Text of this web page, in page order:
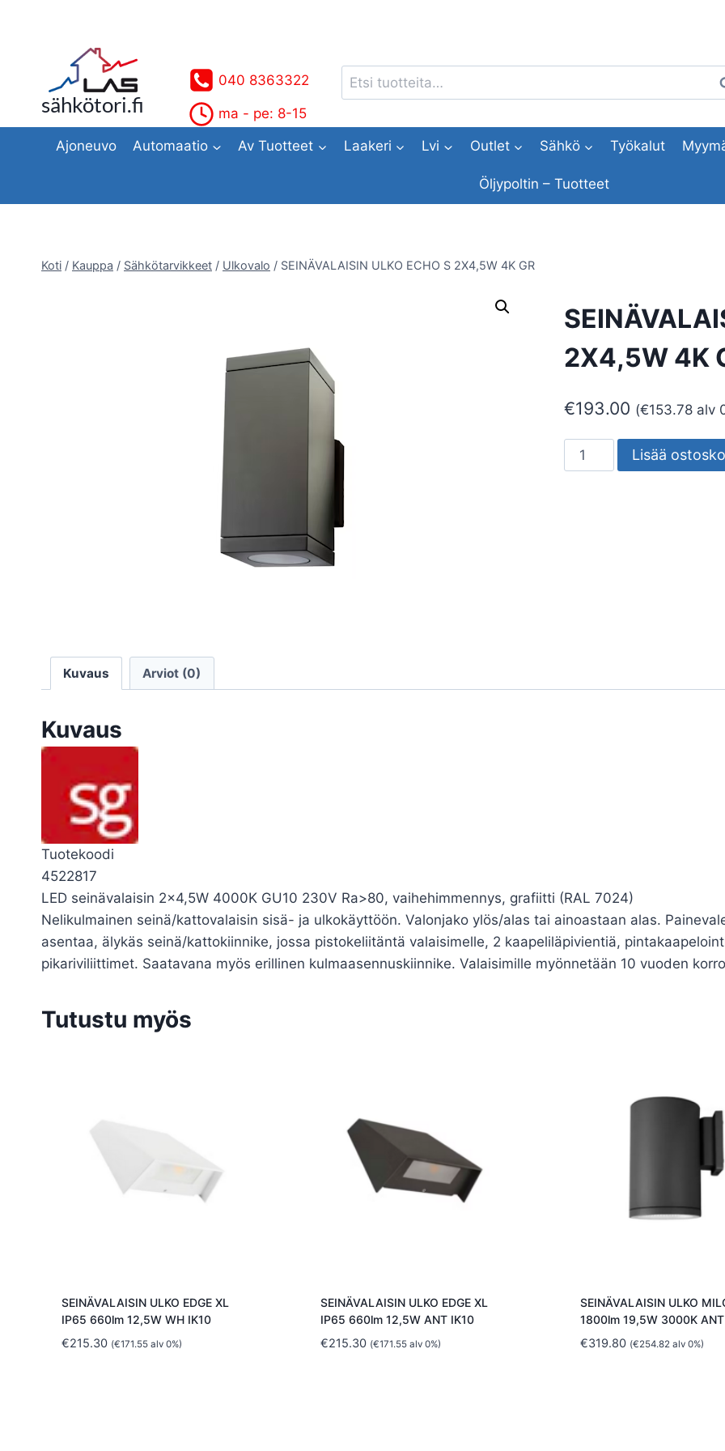
sähkötori.fi
040 8363322
ma - pe: 8-15
Etsi:
Ajoneuvo Automaatio Av Tuotteet Laakeri Lvi Outlet Sähkö Työkalut
Öljypoltin – Tuotteet
Koti / Kauppa / Sähkötarvikkeet / Ulkovalo / SEINÄVALAISIN ULKO ECHO S 2X4,5W 4K GR
2X4,5W 4K
€193.00 (€153.78alv
SEINÄVALAISIN
ULKO
Lisää
Kuvaus Arviot (0)
Kuvaus
Tuotekoodi
4522817
LED seinävalaisin 2×4,5W 4000K GU10 230V Ra>80, vaihehimmennys, grafiitti (RAL 7024)
Nelikulmainen seinä/kattovalaisin sisä- ja ulkokäyttöön. Valonjako ylös/alas tai ainoastaan alas.
asentaa, älykäs seinä/kattokiinnike, jossa pistokeliitäntä valaisimelle, 2 kaapeliläpivientiä,
pikariviliittimet. Saatavana myös erillinen kulmaasennuskiinnike. Valaisimille myönnetään 10 vuoden
Tutustu myös
SEINÄVALAISIN ULKO EDGE XL
IP65 660lm 12,5W WH IK10
€215.30 (€171.55alv 0%)
SEINÄVALAISIN ULKO EDGE XL
IP65 660lm 12,5W ANT IK10
€215.30 (€171.55 alv 0%)
SEINÄVALAISIN ULKO
1800lm 19,5W 3000K ANT
€319.80 (€254.82alv 0%)